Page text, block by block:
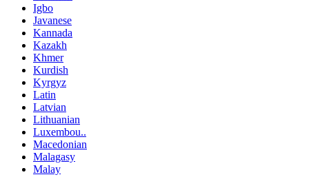
Igbo
Javanese
Kannada
Kazakh
Khmer
Kurdish
Kyrgyz
Latin
Latvian
Lithuanian
Luxembou..
Macedonian
Malagasy
Malay